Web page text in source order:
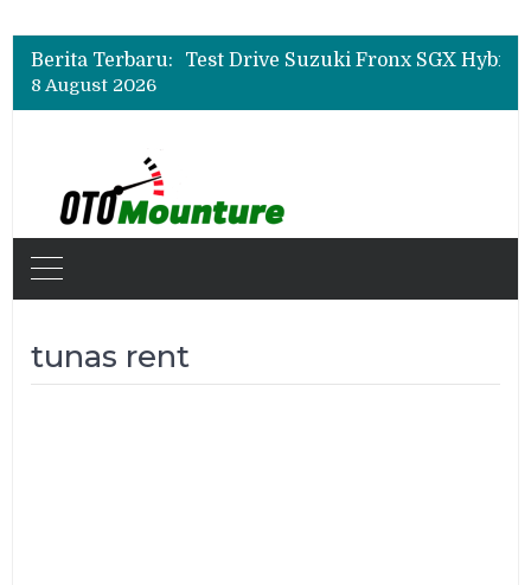
Berita Terbaru:
Beli Mobil Jangan Cuma Lihat Cicilan, TAF dan OJK Tekankan Pentingnya Literasi Keuangan
Beli Mobil Jangan Cuma Lihat Cicilan, TAF dan OJK Tekankan Pentingnya Literasi Keuangan
8 August 2026
tunas rent